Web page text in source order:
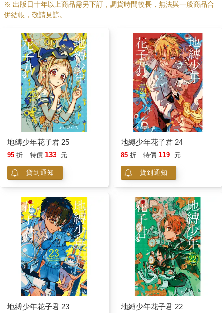
※ 出版日十年以上商品需另下訂，調貨時間較長，無法與一般商品合
併結帳，敬請見諒。
地縛少年花子君 25
95 折 特價 133 元
貨到通知
地縛少年花子君 24
85 折 特價 119 元
貨到通知
地縛少年花子君 23 地縛少年花子君 22